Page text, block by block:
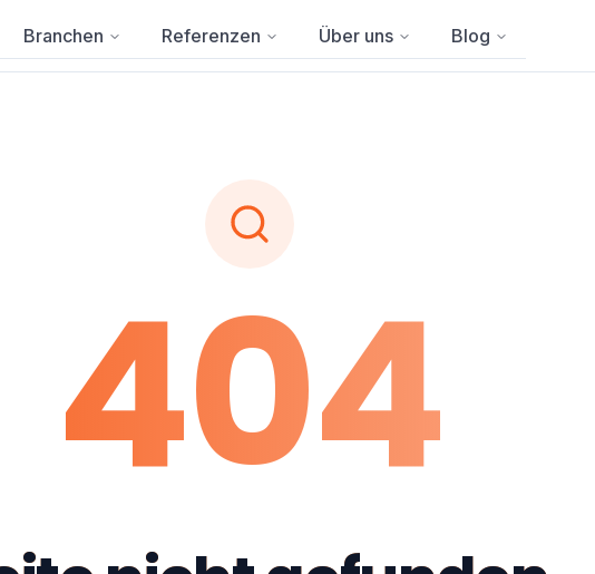
Branchen Referenzen Über uns Blog
404